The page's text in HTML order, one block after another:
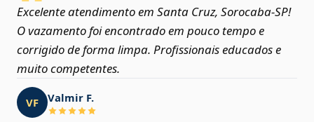
Excelente atendimento em Santa Cruz, Sorocaba‑SP!
O vazamento foi encontrado em pouco tempo e
corrigido de forma limpa. Profissionais educados e
muito competentes.
VF Valmir F.